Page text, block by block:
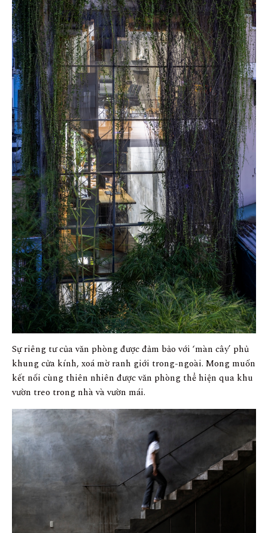
Sự riêng tư của văn phòng được đảm bảo với ‘màn cây’ phủ
khung cửa kính, xoá mờ ranh giới trong-ngoài. Mong muốn
kết nối cùng thiên nhiên được văn phòng thể hiện qua khu
vườn treo trong nhà và vườn mái.